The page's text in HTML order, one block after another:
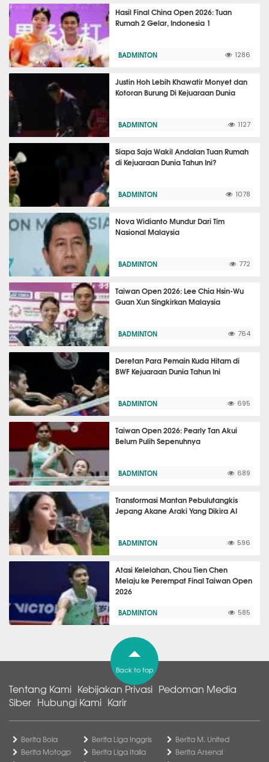
Hasil Final China Open 2026: Tuan
Rumah 2 Gelar, Indonesia 1
BADMINTON 1286
Justin Hoh Lebih Khawatir Monyet dan
Kotoran Burung Di Kejuaraan Dunia
BADMINTON 1127
Siapa Saja Wakil Andalan Tuan Rumah
di Kejuaraan Dunia Tahun Ini?
BADMINTON 1078
Nova Widianto Mundur Dari Tim
Nasional Malaysia
BADMINTON 772
Taiwan Open 2026: Lee Chia Hsin-Wu
Guan Xun Singkirkan Malaysia
BADMINTON 764
Deretan Para Pemain Kuda Hitam di
BWF Kejuaraan Dunia Tahun Ini
BADMINTON 695
Taiwan Open 2026: Pearly Tan Akui
Belum Pulih Sepenuhnya
BADMINTON 689
Transformasi Mantan Pebulutangkis
Jepang Akane Araki Yang Dikira AI
BADMINTON 596
Atasi Kelelahan, Chou Tien Chen
Melaju ke Perempat Final Taiwan Open
2026
BADMINTON 585
Back to top
Tentang Kami Kebijakan Privasi Pedoman Media
Siber Hubungi Kami Karir
Berita Bola
Berita Motogp
Berita Liga Inggris
Berita Liga Italia
Berita M. United
Berita Arsenal